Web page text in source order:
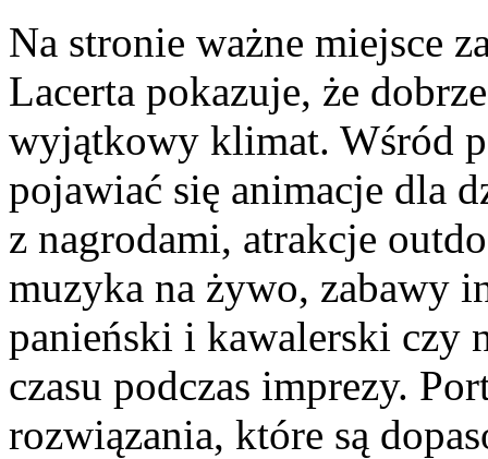
Na stronie ważne miejsce
Lacerta pokazuje, że
wyjątkowy klimat. Wśród
pojawiać się animacje dla
z nagrodami, atrakcje
muzyka na żywo, zabawy
panieński i kawalerski czy
czasu podczas imprezy.
rozwiązania, które są